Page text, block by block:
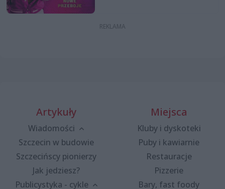
Artykuły
Wiadomości
Szczecin w budowie
Szczecińscy pionierzy
Jak jedziesz?
Publicystyka - cykle
Miejsca
Kluby i dyskoteki
Puby i kawiarnie
Restauracje
Pizzerie
Bary, fast foody